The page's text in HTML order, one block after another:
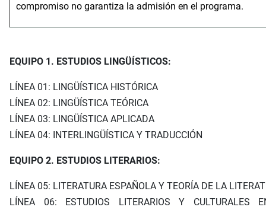
compromiso no garantiza la admisión en el programa.
EQUIPO 1. ESTUDIOS LINGÜÍSTICOS:
LÍNEA 01: LINGÜÍSTICA HISTÓRICA
LÍNEA 02: LINGÜÍSTICA TEÓRICA
LÍNEA 03: LINGÜÍSTICA APLICADA
LÍNEA 04: INTERLINGÜÍSTICA Y TRADUCCIÓN
EQUIPO 2. ESTUDIOS LITERARIOS:
LÍNEA 05: LITERATURA ESPAÑOLA Y TEORÍA DE LA
LÍNEA 06: ESTUDIOS LITERARIOS Y CULTURALES